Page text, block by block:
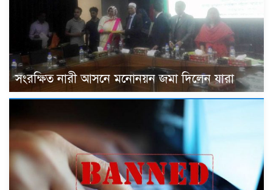
সংরক্ষিত নারী আসনে মনোনয়ন জমা দিলেন যারা